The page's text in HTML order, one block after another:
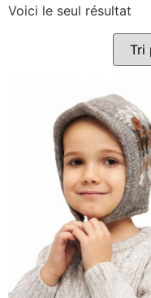
Voici le seul résultat